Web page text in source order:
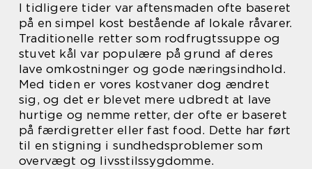
I tidligere tider var aftensmaden ofte baseret
på en simpel kost bestående af lokale råvarer.
Traditionelle retter som rodfrugtssuppe og
stuvet kål var populære på grund af deres
lave omkostninger og gode næringsindhold.
Med tiden er vores kostvaner dog ændret
sig, og det er blevet mere udbredt at lave
hurtige og nemme retter, der ofte er baseret
på færdigretter eller fast food. Dette har ført
til en stigning i sundhedsproblemer som
overvægt og livsstilssygdomme.